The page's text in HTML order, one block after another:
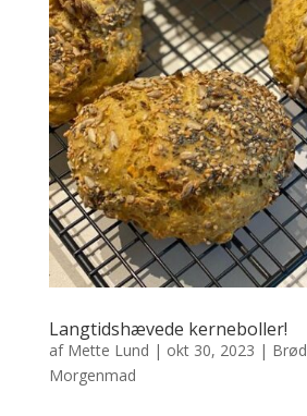
Langtidshævede kerneboller!
af Mette Lund | okt 30, 2023 | Brød
Morgenmad